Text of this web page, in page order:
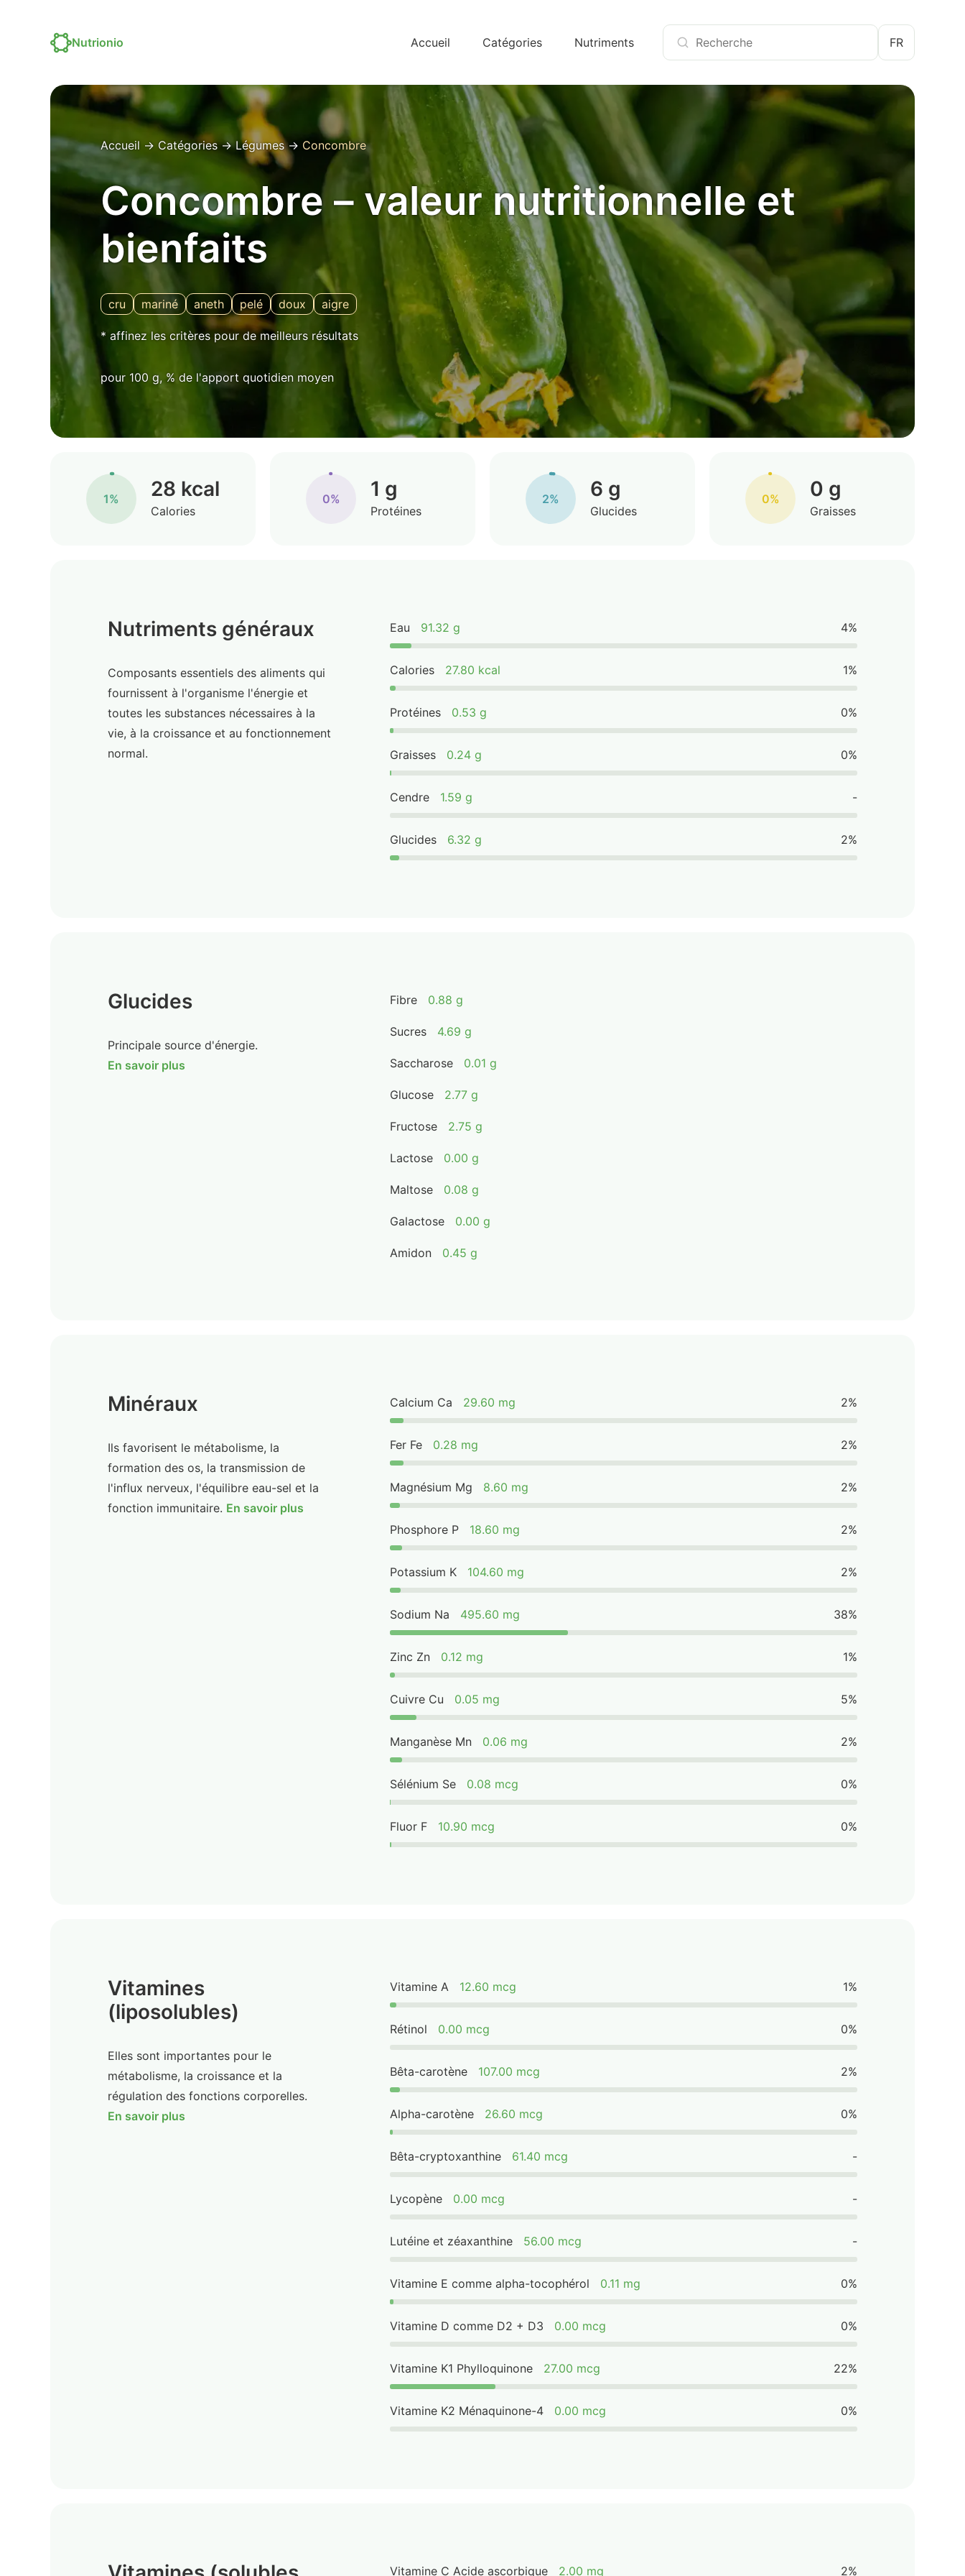
Nutrionio FR
Accueil Catégories Nutriments
Accueil → Catégories→Légumes→ Concombre
Concombre – valeur nutritionnelle et
bienfaits
cru mariné aneth pelé doux aigre
* affinez les critères pour de meilleurs résultats
pour 100 g, % de l'apport quotidien moyen
1% 28 kcal
Calories
0% 1 g
Protéines
2% 6 g
Glucides
0% 0 g
Graisses
Nutriments généraux
Composants essentiels des aliments qui
fournissent à l'organisme l'énergie et
toutes les substances nécessaires à la
vie, à la croissance et au fonctionnement
normal.
Eau 91.32 g 4%
Calories 27.80 kcal 1%
Protéines 0.53 g 0%
Graisses 0.24 g 0%
Cendre 1.59 g -
Glucides 6.32 g 2%
Glucides
Principale source d'énergie.
En savoir plus
Fibre 0.88 g
Sucres 4.69 g
Saccharose 0.01 g
Glucose 2.77 g
Fructose 2.75 g
Lactose 0.00 g
Maltose 0.08 g
Galactose 0.00 g
Amidon 0.45 g
Minéraux
Ils favorisent le métabolisme, la
formation des os, la transmission de
l'influx nerveux, l'équilibre eau-sel et la
fonction immunitaire. En savoir plus
Calcium Ca 29.60 mg 2%
Fer Fe 0.28 mg 2%
Magnésium Mg 8.60 mg 2%
Phosphore P 18.60 mg 2%
Potassium K 104.60 mg 2%
Sodium Na 495.60 mg 38%
Zinc Zn 0.12 mg 1%
Cuivre Cu 0.05 mg 5%
Manganèse Mn 0.06 mg 2%
Sélénium Se 0.08 mcg 0%
Fluor F 10.90 mcg 0%
Vitamines
(liposolubles)
Elles sont importantes pour le
métabolisme, la croissance et la
régulation des fonctions corporelles.
En savoir plus
Vitamine A 12.60 mcg 1%
Rétinol 0.00 mcg 0%
Bêta-carotène 107.00 mcg 2%
Alpha-carotène 26.60 mcg 0%
Bêta-cryptoxanthine 61.40 mcg -
Lycopène 0.00 mcg -
Lutéine et zéaxanthine 56.00 mcg -
Vitamine E comme alpha-tocophérol 0.11 mg 0%
Vitamine D comme D2 + D3 0.00 mcg 0%
Vitamine K1 Phylloquinone 27.00 mcg 22%
Vitamine K2 Ménaquinone-4 0.00 mcg 0%
Vitamine C Acide ascorbique 2.00 mg 2%